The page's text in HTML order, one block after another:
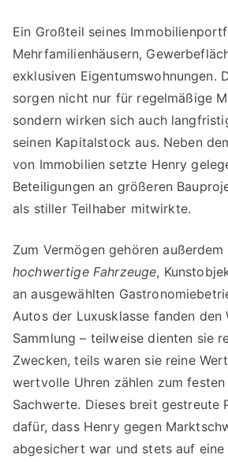
Ein Großteil seines
Mehrfamilienhäusern,
exklusiven Eigentumswohnungen.
sorgen nicht nur für regelmäßige
sondern wirken sich auch
seinen Kapitalstock aus. Neben
von Immobilien setzte Henry
Beteiligungen an größeren
als stiller Teilhaber mitwirkte.
Zum Vermögen gehören außerdem
hochwertige Fahrzeuge,
an ausgewählten
Autos der Luxusklasse fanden den
Sammlung – teilweise dienten sie
Zwecken, teils waren sie reine
wertvolle Uhren zählen zum festen
Sachwerte. Dieses breit
dafür, dass Henry gegen
abgesichert war und stets auf